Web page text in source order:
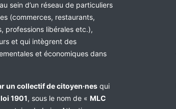
au sein d’un réseau de particuliers
(commerces, restaurants,
professions libérales etc.),
et qui intègrent des
et économiques dans
un collectif de citoyen·nes qui
1901, sous le nom de « MLC